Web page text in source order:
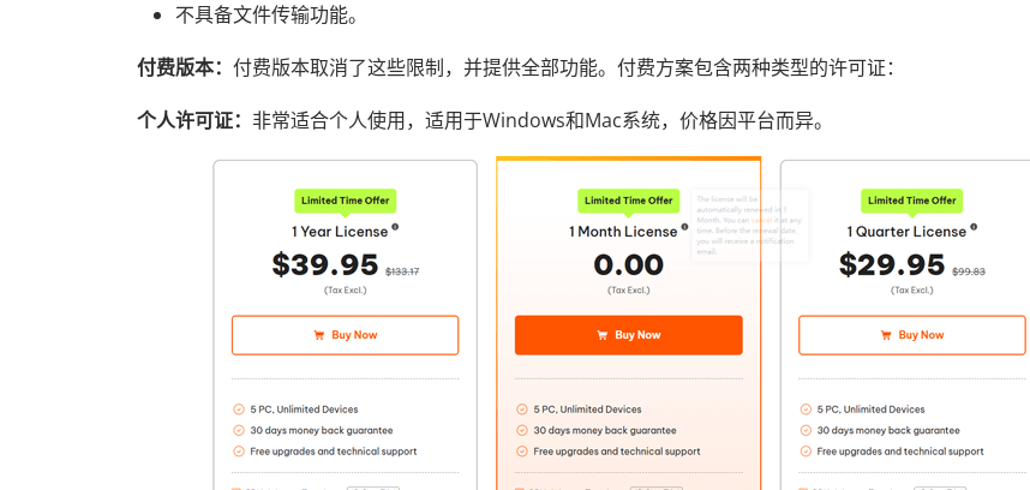
不具备文件传输功能。
付费版本： 付费版本取消了这些限制，并提供全部功能。付费方案包含两种类型的许可证：
个人许可证： 非常适合个人使用，适用于Windows和Mac系统，价格因平台而异。